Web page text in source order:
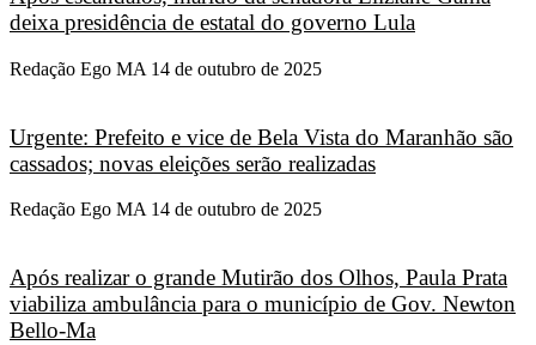
deixa presidência de estatal do governo Lula
Redação Ego MA 14 de outubro de 2025
Urgente: Prefeito e vice de Bela Vista do Maranhão são
cassados; novas eleições serão realizadas
Redação Ego MA 14 de outubro de 2025
Após realizar o grande Mutirão dos Olhos, Paula Prata
viabiliza ambulância para o município de Gov. Newton
Bello-Ma